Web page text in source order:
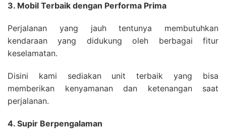
3. Mobil Terbaik dengan Performa Prima
Perjalanan yang jauh tentunya membutuhkan
kendaraan yang didukung oleh berbagai fitur
keselamatan.
Disini kami sediakan unit terbaik yang bisa
memberikan kenyamanan dan ketenangan saat
perjalanan.
4. Supir Berpengalaman